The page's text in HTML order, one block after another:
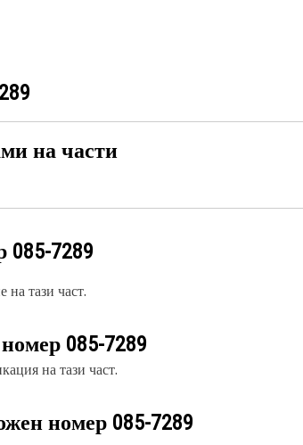
на части
085-7289
тази част.
085-7289
на тази част.
номер 085-7289